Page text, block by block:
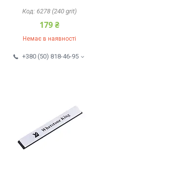
6278 (240 grit)
179 ₴
Немає в наявності
+380 (50) 818-46-95